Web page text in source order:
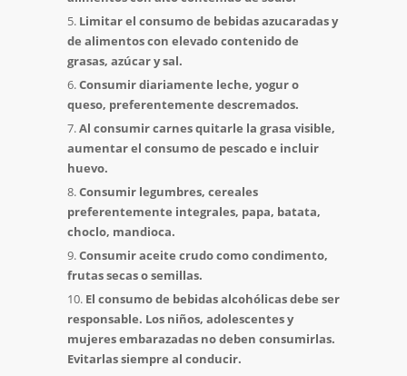
Limitar el consumo de bebidas azucaradas y
de alimentos con elevado contenido de
grasas, azúcar y sal.
Consumir diariamente leche, yogur o
queso, preferentemente descremados.
Al consumir carnes quitarle la grasa visible,
aumentar el consumo de pescado e incluir
huevo.
Consumir legumbres, cereales
preferentemente integrales, papa, batata,
choclo, mandioca.
Consumir aceite crudo como condimento,
frutas secas o semillas.
El consumo de bebidas alcohólicas debe ser
responsable. Los niños, adolescentes y
mujeres embarazadas no deben consumirlas.
Evitarlas siempre al conducir.